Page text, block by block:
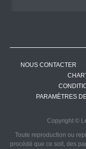
NOUS CONTACTER
PARAMÈTRES
Copyright ©
Toute reproduction ou
procédé que ce soit, des